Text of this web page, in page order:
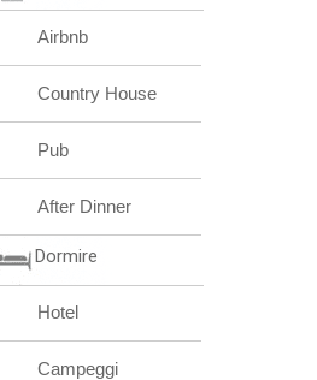
Airbnb
Country House
Pub
After Dinner
Dormire
Hotel
Campeggi